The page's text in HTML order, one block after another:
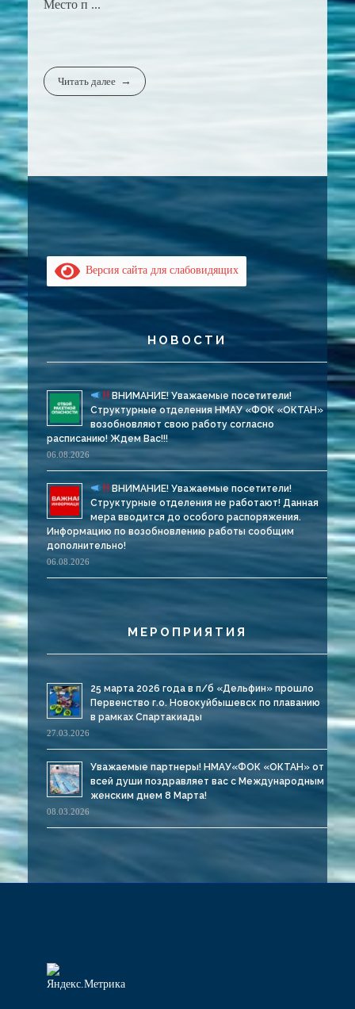
Место п ...
Читать далее
Версия сайта для слабовидящих
НОВОСТИ
ВНИМАНИЕ! Уважаемые посетители!
Структурные отделения НМАУ «ФОК «ОКТАН»
возобновляют свою работу согласно
расписанию! Ждем Вас!!!
06.08.2026
ВНИМАНИЕ! Уважаемые посетители!
Структурные отделения не работают! Данная
мера вводится до особого распоряжения.
Информацию по возобновлению работы сообщим
дополнительно!
06.08.2026
МЕРОПРИЯТИЯ
25 марта 2026 года в п/б «Дельфин» прошло
Первенство г.о. Новокуйбышевск по плаванию
в рамках Спартакиады
27.03.2026
Уважаемые партнеры! НМАУ«ФОК «ОКТАН» от
всей души поздравляет вас с Международным
женским днем 8 Марта!
08.03.2026